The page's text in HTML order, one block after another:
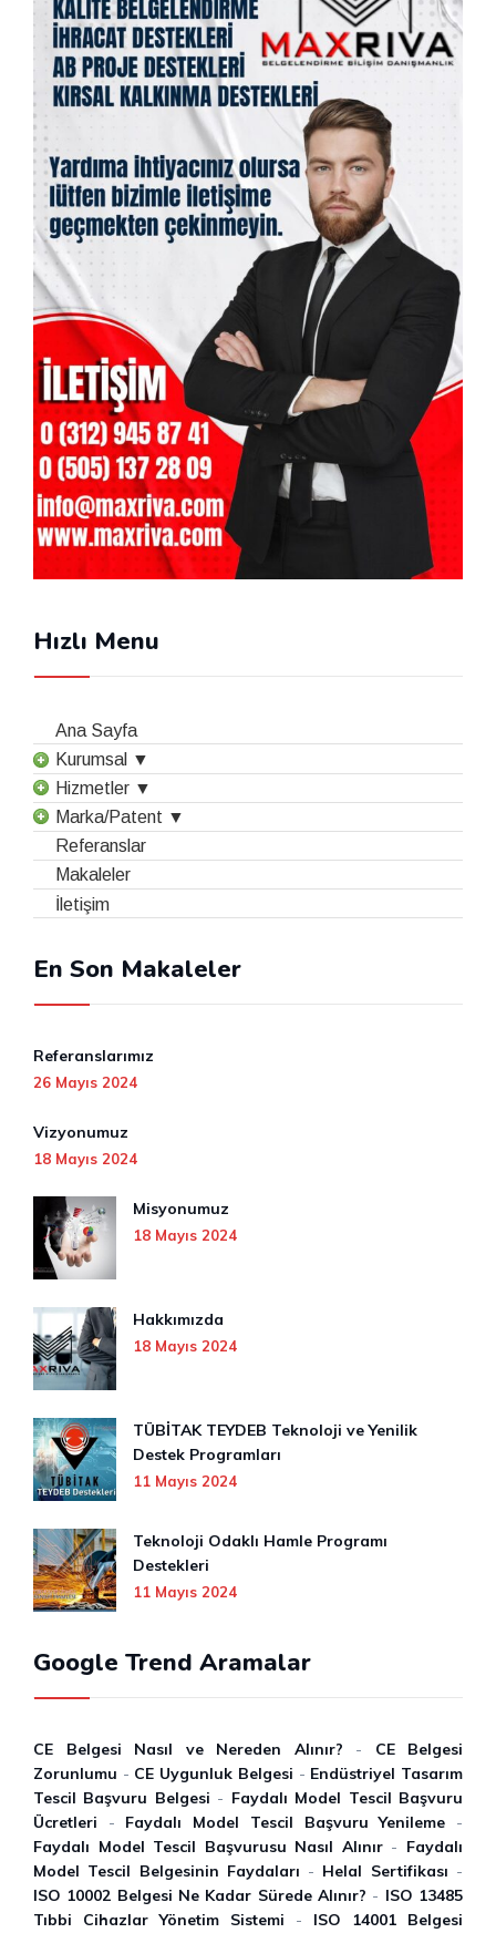
Hızlı Menu
Ana Sayfa
Kurumsal ▼
Hizmetler ▼
Marka/Patent ▼
Referanslar
Makaleler
İletişim
En Son Makaleler
Referanslarımız
26 Mayıs 2024
Vizyonumuz
18 Mayıs 2024
Misyonumuz
18 Mayıs 2024
Hakkımızda
18 Mayıs 2024
TÜBİTAK TEYDEB Teknoloji ve Yenilik
Destek Programları
11 Mayıs 2024
Teknoloji Odaklı Hamle Programı
Destekleri
11 Mayıs 2024
Google Trend Aramalar
CE Belgesi Nasıl ve Nereden Alınır? - CE Belgesi
Zorunlumu - CE Uygunluk Belgesi - Endüstriyel Tasarım
Tescil Başvuru Belgesi - Faydalı Model Tescil Başvuru
Ücretleri - Faydalı Model Tescil Başvuru Yenileme -
Faydalı Model Tescil Başvurusu Nasıl Alınır- Faydalı
Model Tescil Belgesinin Faydaları - Helal Sertifikası -
ISO 10002 Belgesi Ne Kadar Sürede Alınır? - ISO 13485
Tıbbi Cihazlar Yönetim Sistemi - ISO 14001 Belgesi